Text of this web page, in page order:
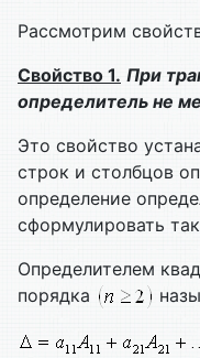
Рассмотрим
Свойство 1. При
определитель не
Это свойство
строк и столбцов
определение
сформулировать
Определителем
порядка